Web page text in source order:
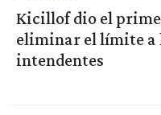
Kicillof dio el
eliminar el límite a
intendentes